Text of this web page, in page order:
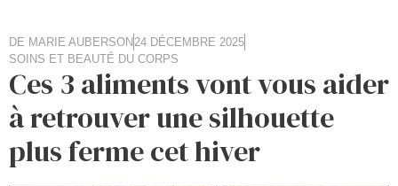
DE MARIE AUBERSON24 DÉCEMBRE 2025
SOINS ET BEAUTÉ DU CORPS
Ces 3 aliments vont vous aider
à retrouver une silhouette
plus ferme cet hiver